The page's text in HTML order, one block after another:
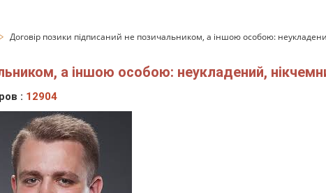
Договір позики підписаний не позичальником, а іншою особою:
а іншою особою: неукладений,
: 12904